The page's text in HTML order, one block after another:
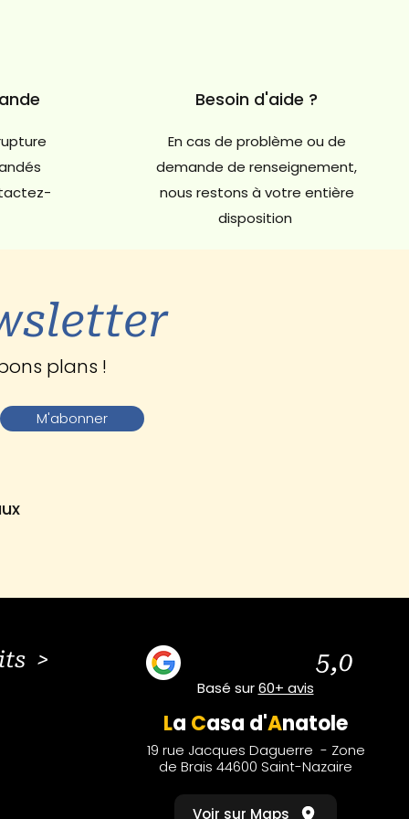
Besoin d'aide ?
En cas de problème ou de
demande de renseignement,
nous restons à votre entière
disposition
plans !
M'abonner
> 5,0
Basé sur60+ avis
La Casa d'Anatole
19 rue Jacques Daguerre - Zone
de Brais 44600 Saint-Nazaire
Voir sur Maps